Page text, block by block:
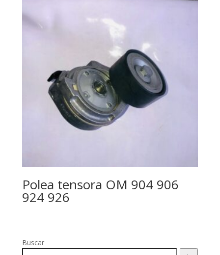
Polea tensora OM 904 906
924 926
Buscar